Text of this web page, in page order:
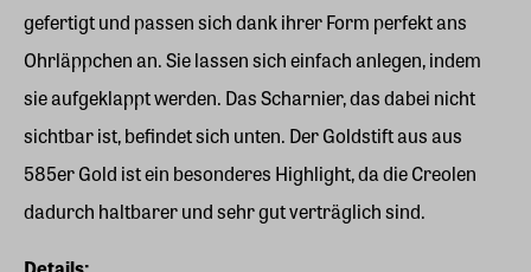
gefertigt und passen sich dank ihrer Form perfekt ans
Ohrläppchen an. Sie lassen sich einfach anlegen, indem
sie aufgeklappt werden. Das Scharnier, das dabei nicht
sichtbar ist, befindet sich unten. Der Goldstift aus aus
585er Gold ist ein besonderes Highlight, da die Creolen
dadurch haltbarer und sehr gut verträglich sind.